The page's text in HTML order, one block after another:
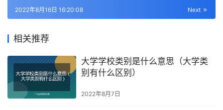
Next
2022年8月16日 16:20:08
相关推荐
大学学校类别是什么意思（大学类
别有什么区别）
2022年8月7日